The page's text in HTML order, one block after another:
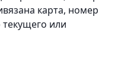
карта, номер
или